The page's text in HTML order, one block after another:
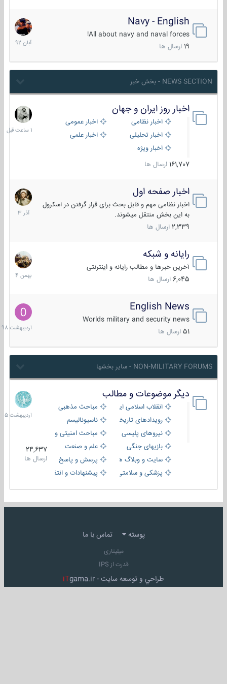
Navy - English
All about navy and naval forces!
ارسال ها
22
آبان
1392
NEWS SECTION - بخش خبر
اخبار روز ایران و جهان
اخبار نظامی
اخبار عمومی
اخبار تحلیلی
اخبار علمی
اخبار ویژه
161,707 ارسال ها
1
ساعت
قبل
اخبار صفحه اول
اخبار نظامی مهم و قابل بحث برای قرار گرفتن در اسکرول
به این بخش منتقل میشوند.
2,339 ارسال ها
7
آذر
1403
رایانه و شبکه
آخرین خبرها و مطالب رایانه و اینترنتی
6,045 ارسال ها
30
بهمن
1404
English News
Worlds military and security news
51 ارسال ها
10
1398
NON-MILITARY FORUMS - سایر بخشها
دیگر موضوعات و مطالب
انقلاب اسلامی ایران
مباحث مذهبی
رویدادهای تاریخی و مذهبیناسیونالیسم
نیروهای پلیسی
مباحث امنیتی و اطلاعاتی
بازیهای جنگی
علم و صنعت
سایت و وبلاگ ها
پرسش و پاسخ
پزشکی و سلامتی
پیشنهادات و انتقادات
24,637
ارسال ها
8
1405
پوسته تماس با ما
میلیتاری
قدرت از IPS
طراحي و توسعه سايت - iTgama.ir